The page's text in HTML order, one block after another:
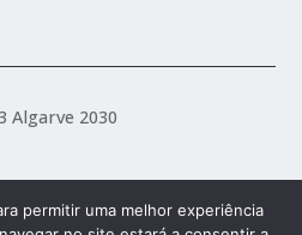
Algarve 2030
Política de Privacidade
permitir uma melhor experiência